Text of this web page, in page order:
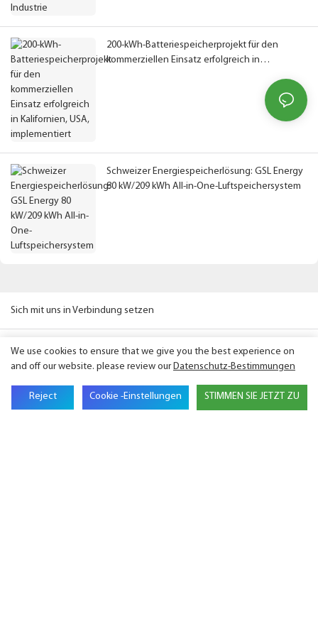
200-kWh-Batteriespeicherprojekt für den
kommerziellen Einsatz erfolgreich in
Schweizer Energiespeicherlösung: GSL Energy
80 kW/209 kWh All-in-One-Luftspeichersystem
Sich mit uns in Verbindung setzen
Name
E-Mail
We use cookies to ensure that we give you the best experience on
and off our website. please review ourDatenschutz-Bestimmungen
Reject Cookie -Einstellungen STIMMEN SIE JETZT ZU